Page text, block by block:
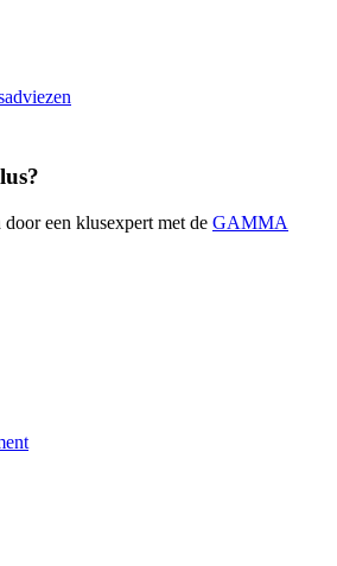
een klusexpert met de GAMMA